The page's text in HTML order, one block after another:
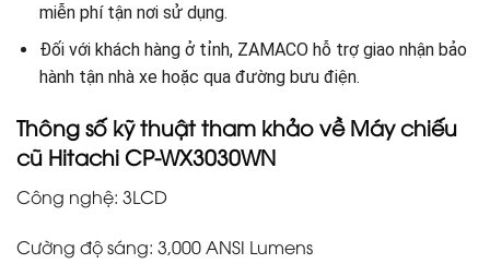
miễn phí tận nơi sử dụng.
Đối với khách hàng ở tỉnh, ZAMACO hỗ trợ giao nhận bảo
hành tận nhà xe hoặc qua đường bưu điện.
Thông số kỹ thuật tham khảo về Máy chiếu
cũ Hitachi CP-WX3030WN
Công nghệ: 3LCD
Cường độ sáng: 3,000 ANSI Lumens